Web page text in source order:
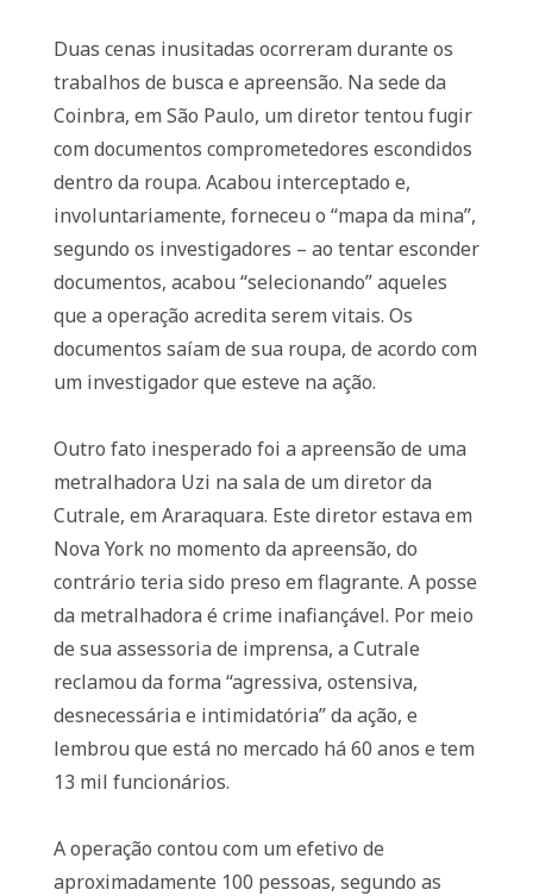
Duas cenas inusitadas ocorreram durante os
trabalhos de busca e apreensão. Na sede da
Coinbra, em São Paulo, um diretor tentou fugir
com documentos comprometedores escondidos
dentro da roupa. Acabou interceptado e,
involuntariamente, forneceu o “mapa da mina”,
segundo os investigadores – ao tentar esconder
documentos, acabou “selecionando” aqueles
que a operação acredita serem vitais. Os
documentos saíam de sua roupa, de acordo com
um investigador que esteve na ação.
Outro fato inesperado foi a apreensão de uma
metralhadora Uzi na sala de um diretor da
Cutrale, em Araraquara. Este diretor estava em
Nova York no momento da apreensão, do
contrário teria sido preso em flagrante. A posse
da metralhadora é crime inafiançável. Por meio
de sua assessoria de imprensa, a Cutrale
reclamou da forma “agressiva, ostensiva,
desnecessária e intimidatória” da ação, e
lembrou que está no mercado há 60 anos e tem
13 mil funcionários.
A operação contou com um efetivo de
aproximadamente 100 pessoas, segundo as